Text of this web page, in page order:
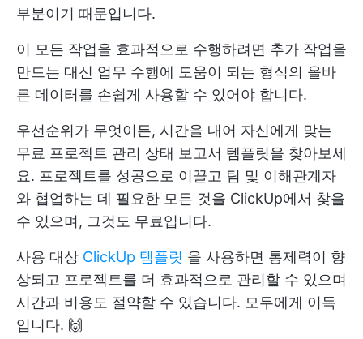
부분이기 때문입니다.
이 모든 작업을 효과적으로 수행하려면 추가 작업을
만드는 대신 업무 수행에 도움이 되는 형식의 올바
른 데이터를 손쉽게 사용할 수 있어야 합니다.
우선순위가 무엇이든, 시간을 내어 자신에게 맞는
무료 프로젝트 관리 상태 보고서 템플릿을 찾아보세
요. 프로젝트를 성공으로 이끌고 팀 및 이해관계자
와 협업하는 데 필요한 모든 것을 ClickUp에서 찾을
수 있으며, 그것도 무료입니다.
사용 대상 ClickUp 템플릿 을 사용하면 통제력이 향
상되고 프로젝트를 더 효과적으로 관리할 수 있으며
시간과 비용도 절약할 수 있습니다. 모두에게 이득
입니다. 🙌